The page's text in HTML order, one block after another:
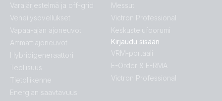
Varajärjestelmä ja off-grid
Veneilysovellukset
Vapaa-ajan ajoneuvot
Ammattiajoneuvot
Hybridigeneraattori
Teollisuus
Tietoliikenne
Energian saavtavuus
Messut
Victron Professional
Keskustelufoorumi
Kirjaudu sisään
VRM-portaali
E-Order & E-RMA
Victron Professional